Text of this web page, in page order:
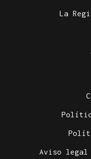
La
Aviso legal